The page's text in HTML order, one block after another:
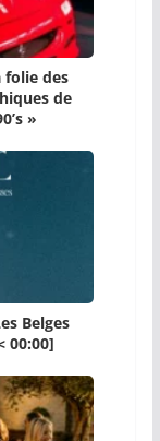
folie des
de
»
Belges
00:00]